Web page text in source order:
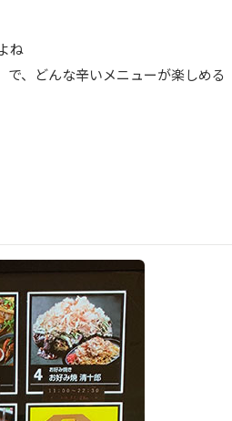
ね
で、どんな辛いメニューが楽しめる